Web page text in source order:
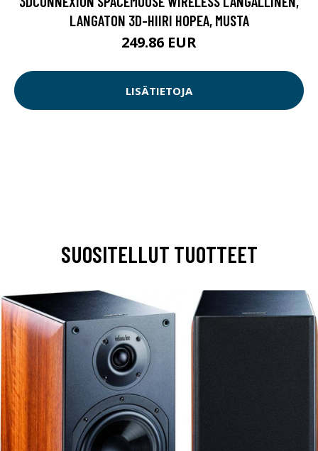
LANGATON 3D-HIIRI HOPEA, MUSTA
249.86 EUR
LISÄTIETOJA
SUOSITELLUT TUOTTEET